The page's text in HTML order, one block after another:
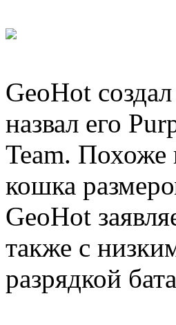
GeoHot
назвал его
Team. Похоже
кошка
GeoHot
также с
разрядкой